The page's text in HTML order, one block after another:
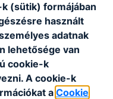
(sütik) formájában
használt
adatnak
lehetősége van
cookie-k
A cookie-k
aCookie